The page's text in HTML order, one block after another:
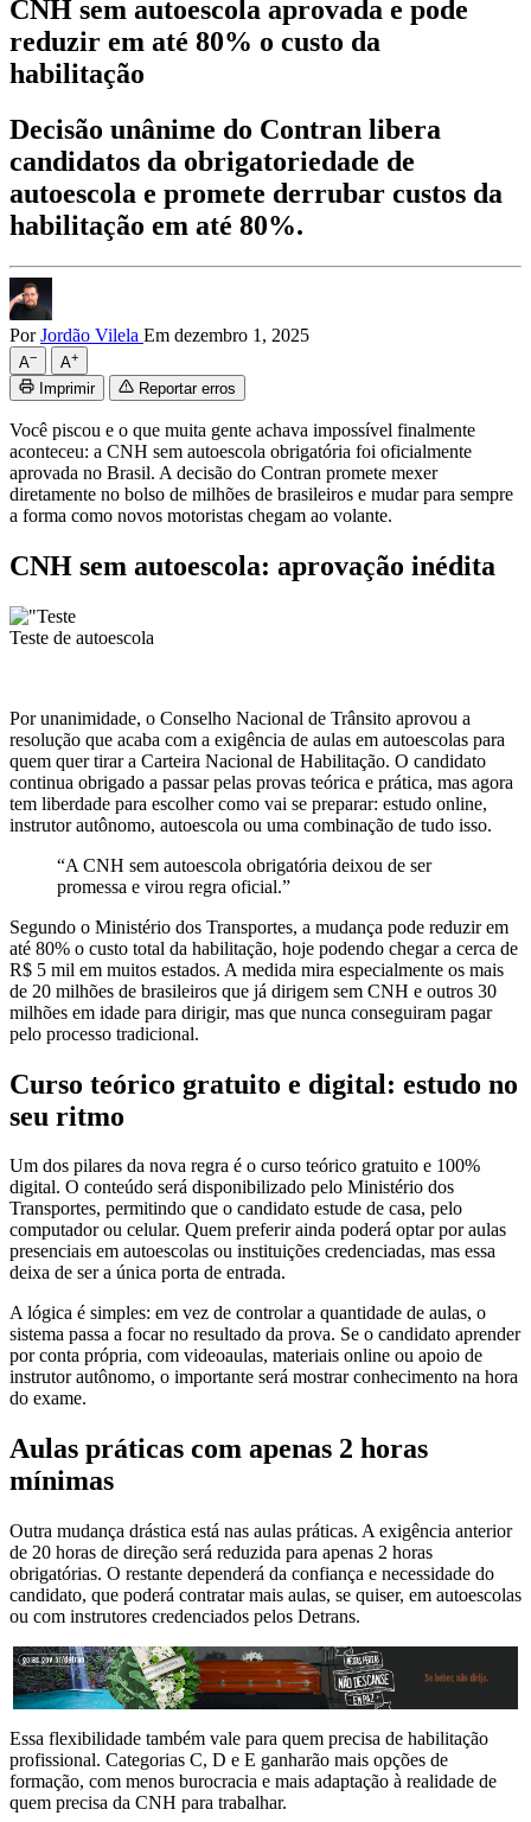
CNH sem autoescola aprovada e pode
reduzir em até 80% o custo da
habilitação
Decisão unânime do Contran libera
candidatos da obrigatoriedade de
autoescola e promete derrubar custos da
habilitação em até 80%.
PorJordão Vilela Em dezembro 1, 2025
A− A+
Imprimir Reportar erros
Você piscou e o que muita gente achava impossível finalmente
aconteceu: a CNH sem autoescola obrigatória foi oficialmente
aprovada no Brasil. A decisão do Contran promete mexer
diretamente no bolso de milhões de brasileiros e mudar para sempre
a forma como novos motoristas chegam ao volante.​
CNH sem autoescola: aprovação inédita
Teste de autoescola
Por unanimidade, o Conselho Nacional de Trânsito aprovou a
resolução que acaba com a exigência de aulas em autoescolas para
quem quer tirar a Carteira Nacional de Habilitação. O candidato
continua obrigado a passar pelas provas teórica e prática, mas agora
tem liberdade para escolher como vai se preparar: estudo online,
instrutor autônomo, autoescola ou uma combinação de tudo isso.​
“A CNH sem autoescola obrigatória deixou de ser
promessa e virou regra oficial.”
Segundo o Ministério dos Transportes, a mudança pode reduzir em
até 80% o custo total da habilitação, hoje podendo chegar a cerca de
R$ 5 mil em muitos estados. A medida mira especialmente os mais
de 20 milhões de brasileiros que já dirigem sem CNH e outros 30
milhões em idade para dirigir, mas que nunca conseguiram pagar
pelo processo tradicional.​
Curso teórico gratuito e digital: estudo no
seu ritmo
Um dos pilares da nova regra é o curso teórico gratuito e 100%
digital. O conteúdo será disponibilizado pelo Ministério dos
Transportes, permitindo que o candidato estude de casa, pelo
computador ou celular. Quem preferir ainda poderá optar por aulas
presenciais em autoescolas ou instituições credenciadas, mas essa
deixa de ser a única porta de entrada.​
A lógica é simples: em vez de controlar a quantidade de aulas, o
sistema passa a focar no resultado da prova. Se o candidato aprender
por conta própria, com videoaulas, materiais online ou apoio de
instrutor autônomo, o importante será mostrar conhecimento na hora
do exame.
Aulas práticas com apenas 2 horas
mínimas
Outra mudança drástica está nas aulas práticas. A exigência anterior
de 20 horas de direção será reduzida para apenas 2 horas
obrigatórias. O restante dependerá da confiança e necessidade do
candidato, que poderá contratar mais aulas, se quiser, em autoescolas
ou com instrutores credenciados pelos Detrans.​
Essa flexibilidade também vale para quem precisa de habilitação
profissional. Categorias C, D e E ganharão mais opções de
formação, com menos burocracia e mais adaptação à realidade de
quem precisa da CNH para trabalhar.